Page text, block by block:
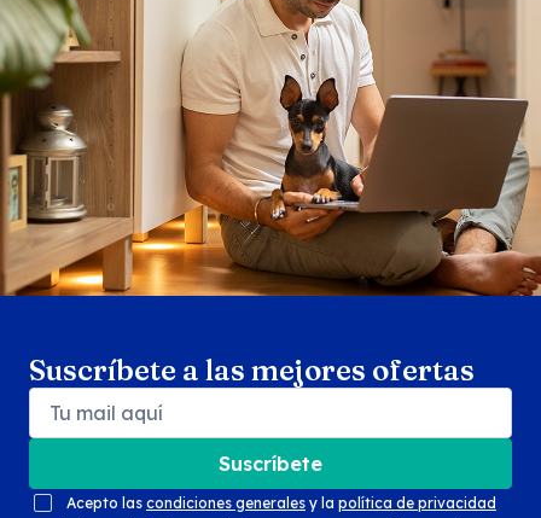
Suscríbete a las mejores ofertas
Suscríbete
Acepto las condiciones generales y la política de privacidad
Search products